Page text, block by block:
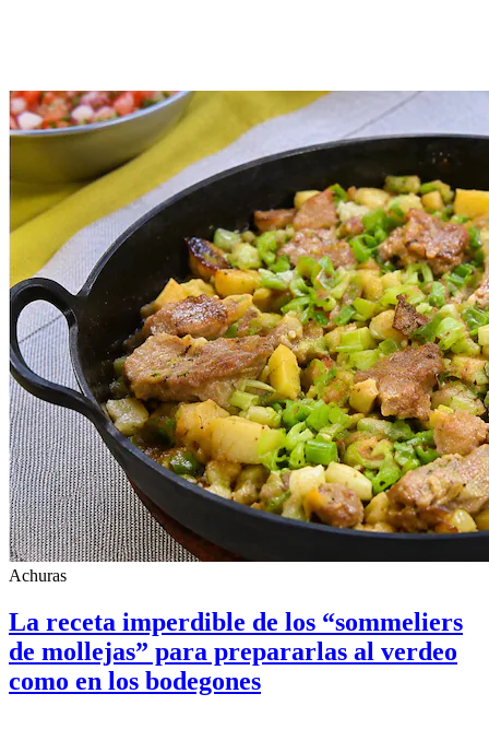
Achuras
La receta imperdible de los “sommeliers
de mollejas” para prepararlas al verdeo
como en los bodegones